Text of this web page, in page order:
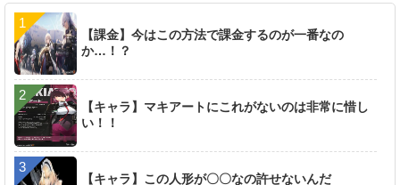
【課金】今はこの方法で課金するのが一番なの
か…！？
【キャラ】マキアートにこれがないのは非常に惜し
い！！
【キャラ】この人形が〇〇なの許せないんだ